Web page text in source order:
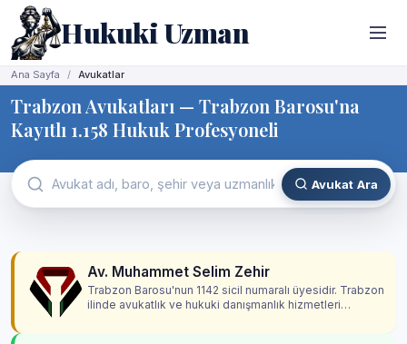
Hukuki Uzman
Ana Sayfa Avukatlar
Trabzon Avukatları — Trabzon Barosu'na
Kayıtlı 1.158 Hukuk Profesyoneli
Avukat Ara
Av. Muhammet Selim Zehir
Trabzon Barosu'nun 1142 sicil numaralı üyesidir. Trabzon
ilinde avukatlık ve hukuki danışmanlık hizmetleri